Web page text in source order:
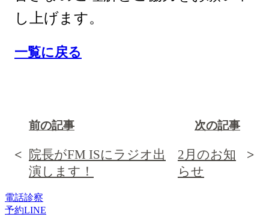
し上げます。
一覧に戻る
前の記事
院長がFM ISにラジオ出
演します！
次の記事
2月のお知
らせ
電話診察
予約LINE